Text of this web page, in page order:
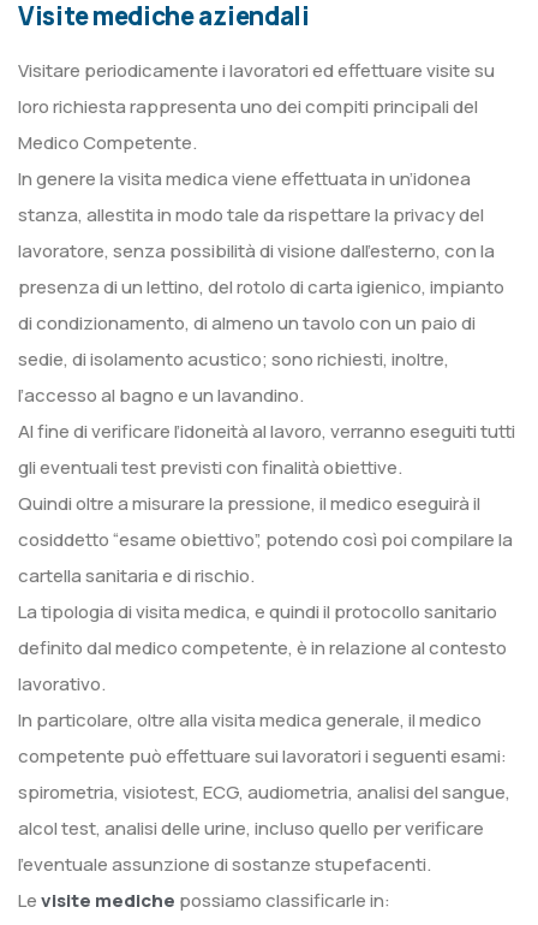
Visite mediche aziendali
Visitare periodicamente i lavoratori ed effettuare visite su
loro richiesta rappresenta uno dei compiti principali del
Medico Competente.
In genere la visita medica viene effettuata in un’idonea
stanza, allestita in modo tale da rispettare la privacy del
lavoratore, senza possibilità di visione dall’esterno, con la
presenza di un lettino, del rotolo di carta igienico, impianto
di condizionamento, di almeno un tavolo con un paio di
sedie, di isolamento acustico; sono richiesti, inoltre,
l’accesso al bagno e un lavandino.
Al fine di verificare l’idoneità al lavoro, verranno eseguiti tutti
gli eventuali test previsti con finalità obiettive.
Quindi oltre a misurare la pressione, il medico eseguirà il
cosiddetto “esame obiettivo”, potendo così poi compilare la
cartella sanitaria e di rischio.
La tipologia di visita medica, e quindi il protocollo sanitario
definito dal medico competente, è in relazione al contesto
lavorativo.
In particolare, oltre alla visita medica generale, il medico
competente può effettuare sui lavoratori i seguenti esami:
spirometria, visiotest, ECG, audiometria, analisi del sangue,
alcol test, analisi delle urine, incluso quello per verificare
l’eventuale assunzione di sostanze stupefacenti.
Levisite mediche possiamo classificarle in: